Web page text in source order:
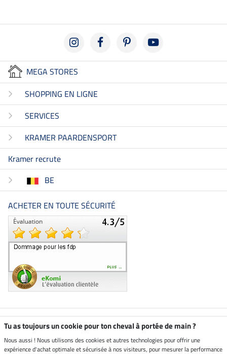
MEGA STORES
SHOPPING EN LIGNE
SERVICES
KRAMER PAARDENSPORT
Kramer recrute
BE
ACHETER EN TOUTE SÉCURITÉ
Boutique climatiquement
neutre
Tu as toujours un cookie pour ton cheval à portée de main ?
Nous aussi ! Nous utilisons des cookies et autres technologies pour offrir une
expérience d'achat optimale et sécurisée à nos visiteurs, pour mesurer la performance